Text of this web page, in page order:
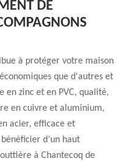
DE
à protéger votre maison
que d'autres et
en zinc et en PVC, qualité,
en cuivre et aluminium,
acier, efficace et
d’un haut
à Chantecoq de